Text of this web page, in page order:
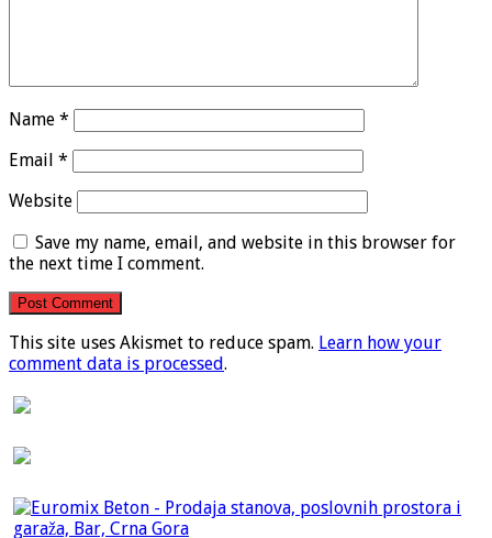
Name *
Email *
Website
Save my name, email, and website in this browser for
the next time I comment.
This site uses Akismet to reduce spam. Learn how your
comment data is processed.